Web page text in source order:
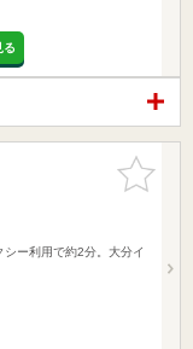
る
お気に入
りに追加
シー利用で約2分。大分イ